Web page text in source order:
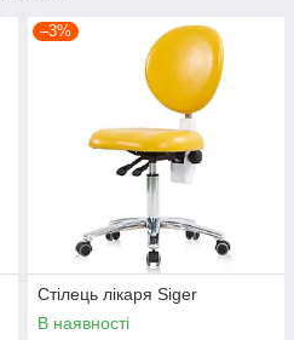
–3%
Стілець лікаря Siger
В наявності